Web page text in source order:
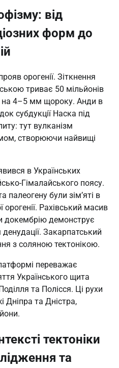
від
форм до
орогенії. Зіткнення
триває 50 мільйонів
на 4–5 мм щороку. Анди в
субдукції Наска під
тут вулканізм
створюючи найвищі
в Українських
Гімалайського поясу.
палеогену були зім’яті в
орогенії. Рахівський масив
докембрію демонструє
денудації. Закарпатський
з соляною тектонікою.
переважає
Українського щита
та Полісся. Ці рухи
Дніпра та Дністра,
тектоніки
та